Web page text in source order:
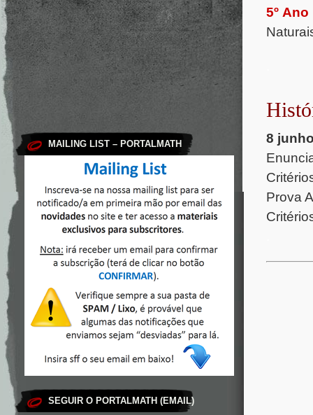
MAILING LIST – PORTALMATH
SEGUIR O PORTALMATH (EMAIL)
5º Ano
8
Prova